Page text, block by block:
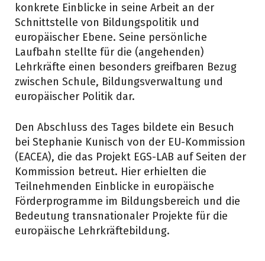
konkrete Einblicke in seine Arbeit an der
Schnittstelle von Bildungspolitik und
europäischer Ebene. Seine persönliche
Laufbahn stellte für die (angehenden)
Lehrkräfte einen besonders greifbaren Bezug
zwischen Schule, Bildungsverwaltung und
europäischer Politik dar.
Den Abschluss des Tages bildete ein Besuch
bei Stephanie Kunisch von der EU-Kommission
(EACEA), die das Projekt EGS-LAB auf Seiten der
Kommission betreut. Hier erhielten die
Teilnehmenden Einblicke in europäische
Förderprogramme im Bildungsbereich und die
Bedeutung transnationaler Projekte für die
europäische Lehrkräftebildung.